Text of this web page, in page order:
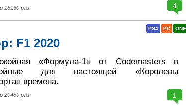
16150 раз 4
ONE
PC
PS4
F1 2020
«Формула-1» от Codemasters в
для настоящей «Королевы
времена.
20480 раз 1